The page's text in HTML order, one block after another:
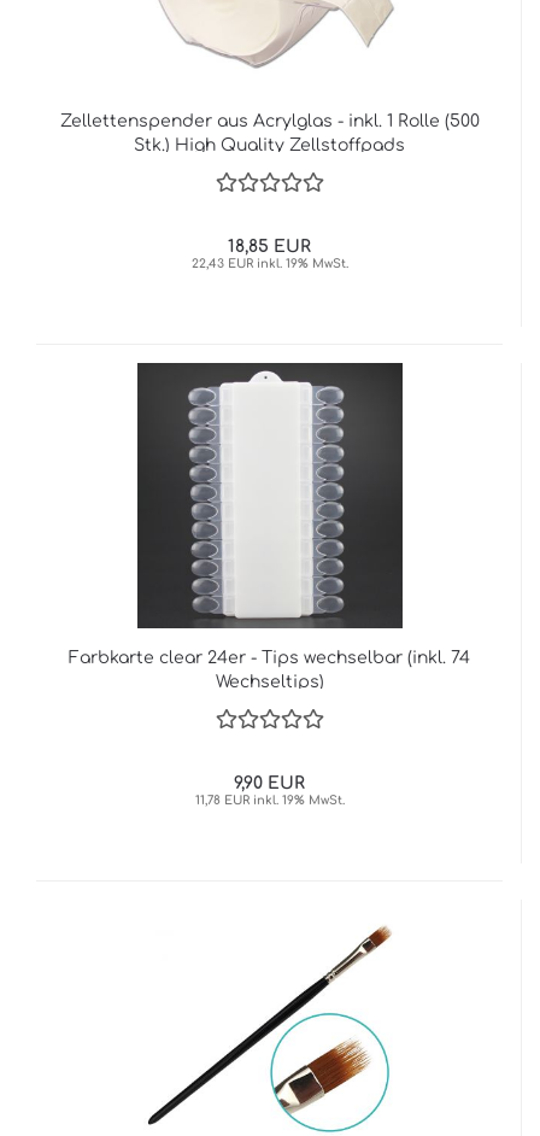
Zellettenspender aus Acrylglas - inkl. 1 Rolle (500
Stk.) High Quality Zellstoffpads
18,85 EUR
22,43 EUR inkl. 19% MwSt.
Farbkarte clear 24er - Tips wechselbar (inkl. 74
Wechseltips)
9,90 EUR
11,78 EUR inkl. 19% MwSt.